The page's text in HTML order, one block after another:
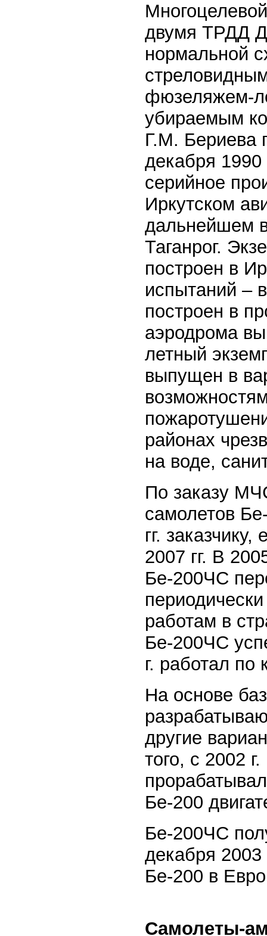
двумя ТРДД
нормальной
фюзеляжем-
убираемым
Г.М. Бериева
декабря 1990
серийное
Иркутском
дальнейшем
Таганрог.
построен в
испытаний –
построен в
аэродрома
летный
выпущен в
районах
на воде,
По заказу
самолетов
гг.
2007 гг. В
Бе-200ЧС
работам в
Бе-200ЧС
г. работал по
На основе
другие
того, с 2002
Бе-200
Бе-200ЧС
декабря
Бе-200 в
Самолеты-